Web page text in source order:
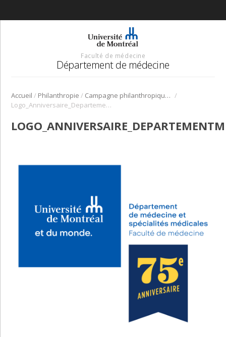
Faculté de médecine
Département de médecine
Accueil / Philanthropie / Campagne philanthropique du 75e /
Logo_Anniversaire_DepartementMédecine